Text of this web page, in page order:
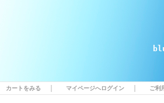
カートをみる マイページへログイン ご利